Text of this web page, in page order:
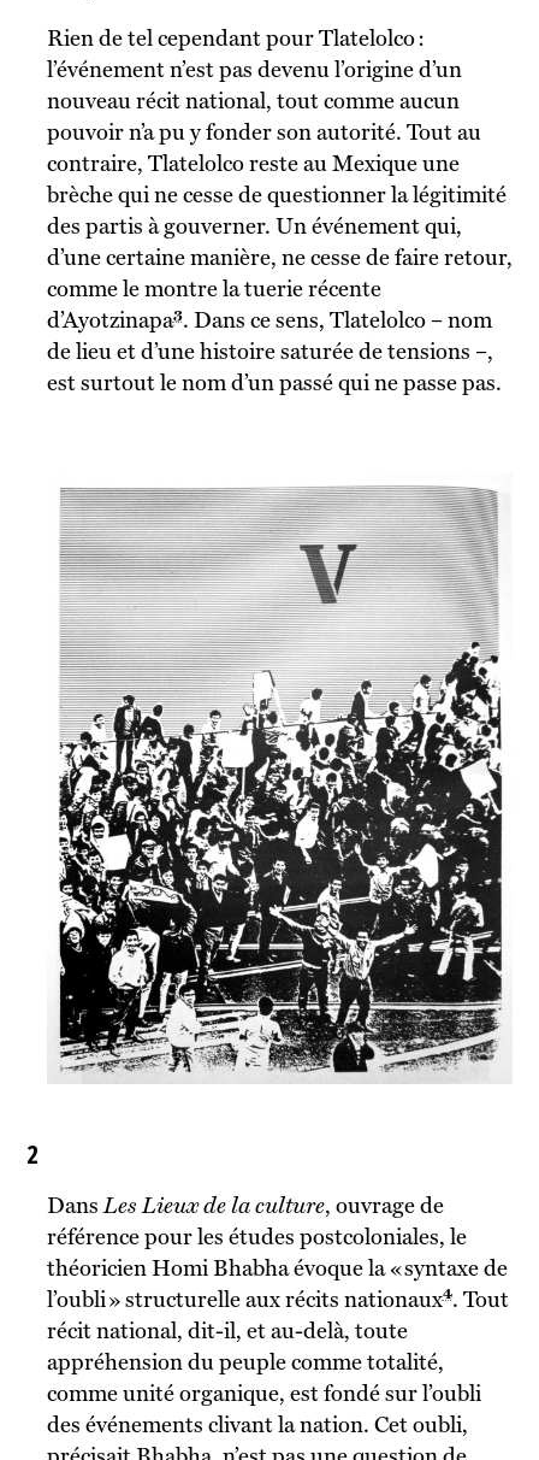
Rien de tel cependant pour Tlatelolco :
l’événement n’est pas devenu l’origine d’un
nouveau récit national, tout comme aucun
pouvoir n’a pu y fonder son autorité. Tout au
contraire, Tlatelolco reste au Mexique une
brèche qui ne cesse de questionner la légitimité
des partis à gouverner. Un événement qui,
d’une certaine manière, ne cesse de faire retour,
comme le montre la tuerie récente
d’Ayotzinapa3. Dans ce sens, Tlatelolco – nom
de lieu et d’une histoire saturée de tensions –,
est surtout le nom d’un passé qui ne passe pas.
2
Dans Les Lieux de la culture, ouvrage de
référence pour les études postcoloniales, le
théoricien Homi Bhabha évoque la « syntaxe de
l’oubli » structurelle aux récits nationaux4. Tout
récit national, dit-il, et au-delà, toute
appréhension du peuple comme totalité,
comme unité organique, est fondé sur l’oubli
des événements clivant la nation. Cet oubli,